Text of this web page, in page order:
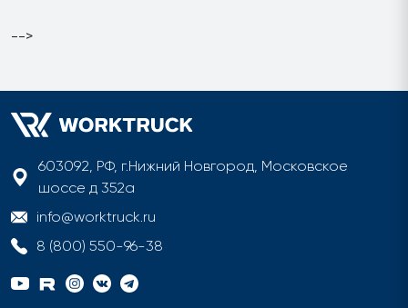
-->
603092, РФ, г.Нижний Новгород, Московское
шоссе д 352а
info@worktruck.ru
8 (800) 550-96-38